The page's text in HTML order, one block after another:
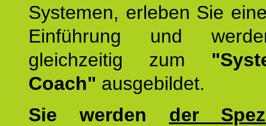
Systemen, erleben Sie
Einführung und
gleichzeitig zum
Coach" ausgebildet.
Sie werden der